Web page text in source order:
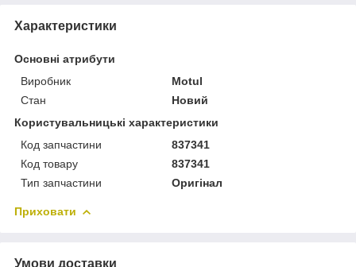
Характеристики
Основні атрибути
Виробник
Motul
Стан
Новий
Користувальницькі характеристики
Код запчастини
837341
Код товару
837341
Тип запчастини
Оригінал
Приховати
Умови доставки